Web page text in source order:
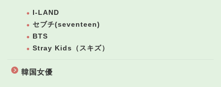
I-LAND
セブチ(seventeen)
BTS
Stray Kids（スキズ）
韓国女優